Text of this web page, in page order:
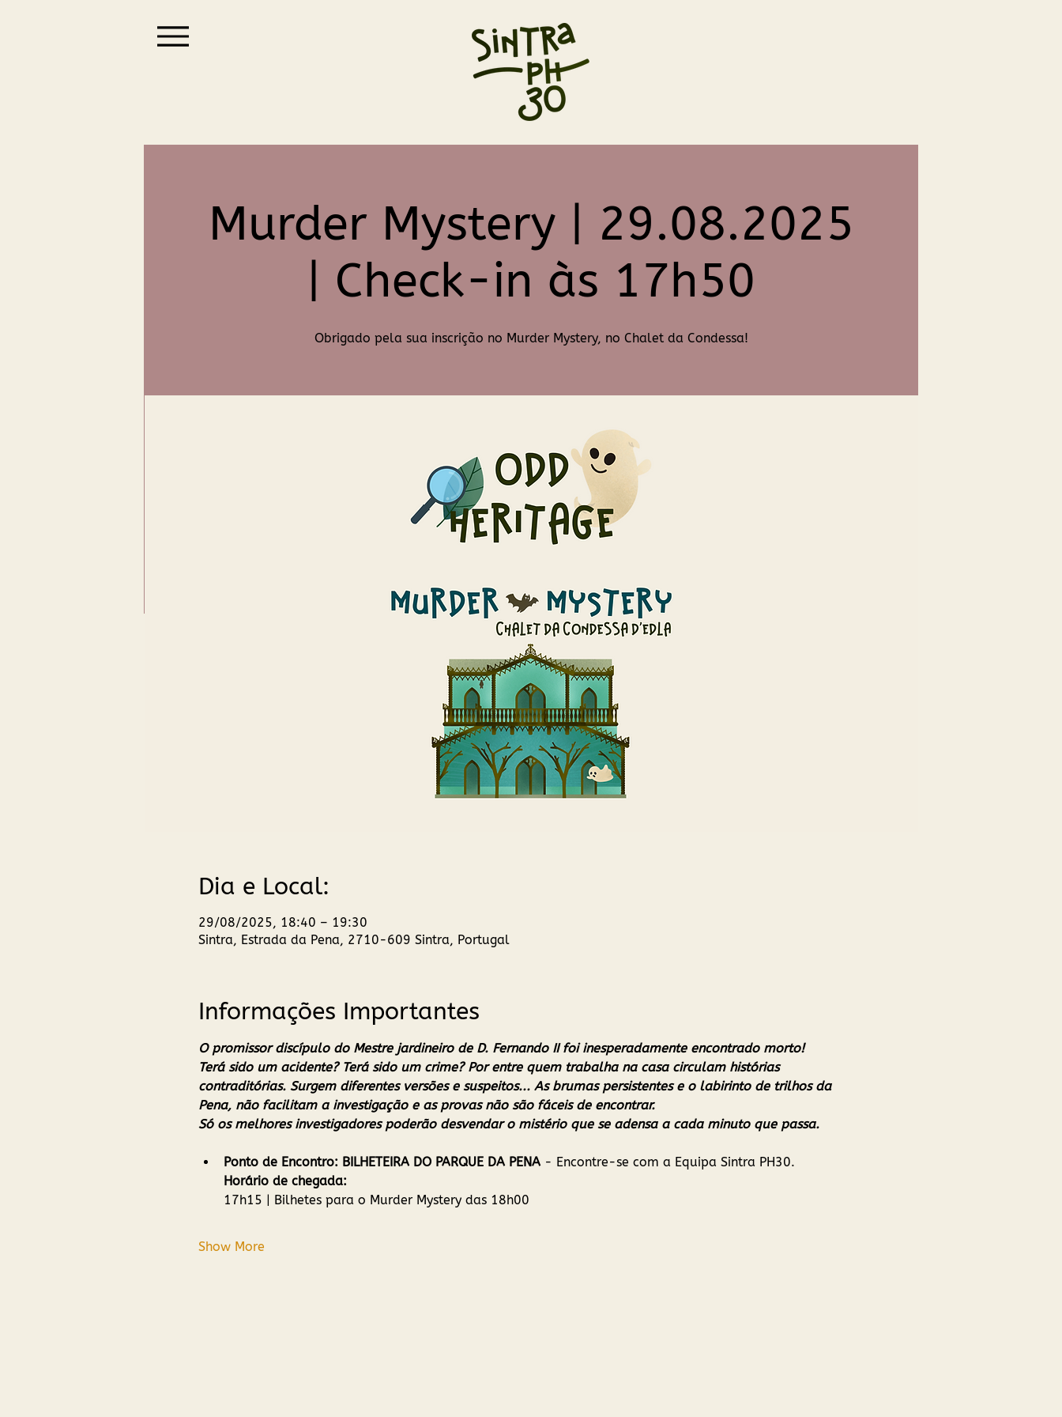
Murder Mystery | 29.08.2025
| Check-in às 17h50
Obrigado pela sua inscrição no Murder Mystery, no Chalet da Condessa!
Dia e Local:
29/08/2025, 18:40 – 19:30
Sintra, Estrada da Pena, 2710-609 Sintra, Portugal
Informações Importantes
O promissor discípulo do Mestre jardineiro de D. Fernando II foi inesperadamente encontrado morto!
Terá sido um acidente? Terá sido um crime? Por entre quem trabalha na casa circulam histórias
contraditórias. Surgem diferentes versões e suspeitos... As brumas persistentes e o labirinto de trilhos da
Pena, não facilitam a investigação e as provas não são fáceis de encontrar.
Só os melhores investigadores poderão desvendar o mistério que se adensa a cada minuto que passa.
Ponto de Encontro: BILHETEIRA DO PARQUE DA PENA - Encontre-se com a Equipa Sintra PH30.
Horário de chegada:
17h15 | Bilhetes para o Murder Mystery das 18h00
Show More